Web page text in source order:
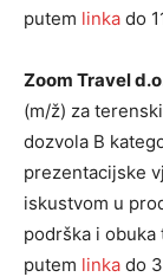
putem linka do
Zoom Travel
(m/ž) za
dozvola B
prezentacijske
iskustvom u
podrška i
putem linka do